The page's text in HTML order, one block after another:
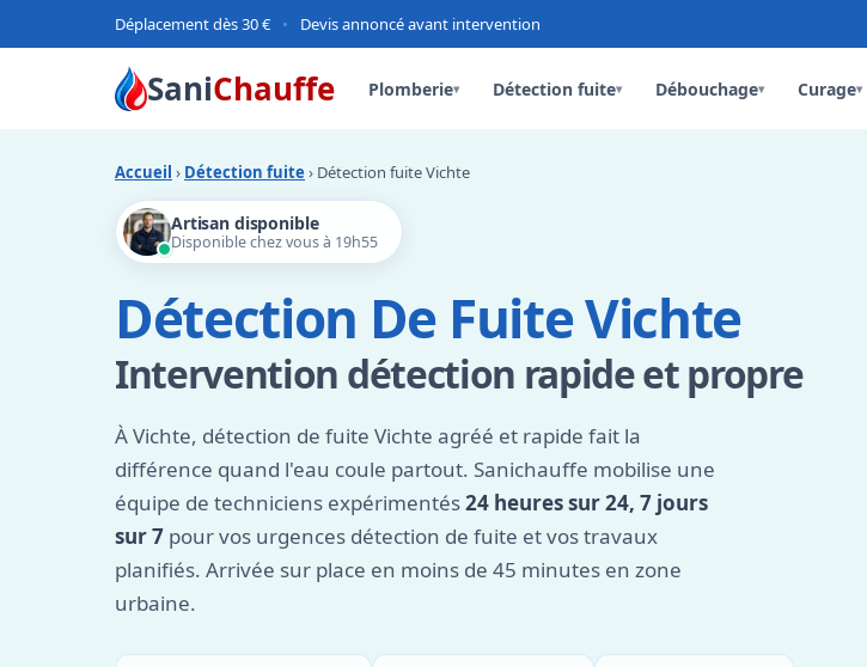
Déplacement dès 30 € • Devis annoncé avant intervention
SaniChauffe Plomberie▾ Détection fuite▾ Débouchage▾ Curage▾
Accueil › Détection fuite › Détection fuite Vichte
Artisan disponible
Disponible chez vous à 19h55
Détection De Fuite Vichte
Intervention détection rapide et propre
À Vichte, détection de fuite Vichte agréé et rapide fait la
différence quand l'eau coule partout. Sanichauffe mobilise une
équipe de techniciens expérimentés24 heures sur 24, 7 jours
sur 7 pour vos urgences détection de fuite et vos travaux
planifiés. Arrivée sur place en moins de 45 minutes en zone
urbaine.